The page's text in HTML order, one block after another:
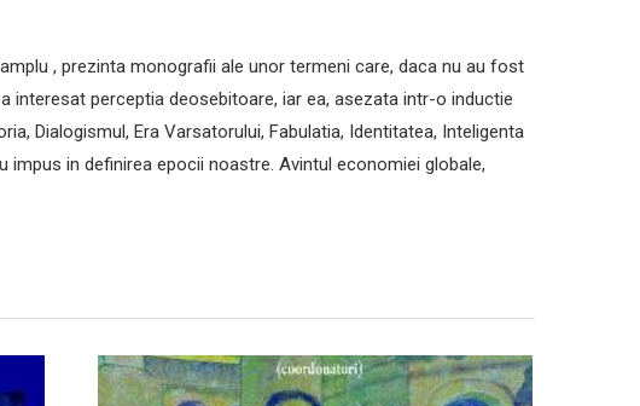
, prezinta monografii ale unor termeni care, daca nu au fost
perceptia deosebitoare, iar ea, asezata intr-o inductie
Dialogismul, Era Varsatorului, Fabulatia, Identitatea, Inteligenta
in definirea epocii noastre. Avintul economiei globale,